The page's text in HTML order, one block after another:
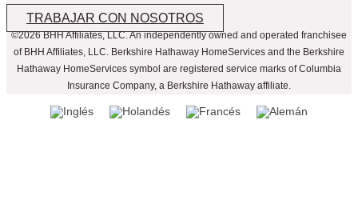
TRABAJAR CON NOSOTROS
©2026 BHH Affiliates, LLC. An independently owned and operated franchisee
of BHH Affiliates, LLC. Berkshire Hathaway HomeServices and the Berkshire
Hathaway HomeServices symbol are registered service marks of Columbia
Insurance Company, a Berkshire Hathaway affiliate.